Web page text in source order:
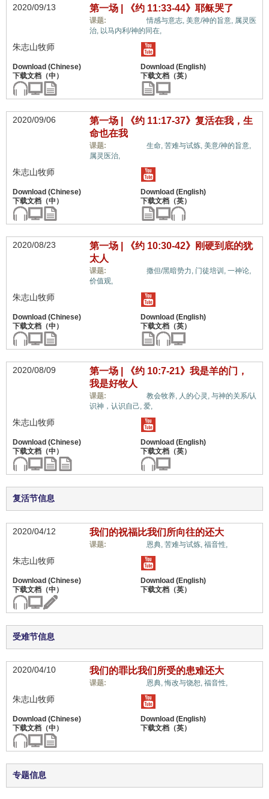
2020/09/13 第一场 | 《约 11:33-44》耶稣哭了
课题: 惟独基督,情感与意志, 美意/神的旨意, 属灵医
治, 以马内利/神的同在,
朱志山牧师
2020/09/06
第一场 | 《约 11:17-37》复活在我，生
命也在我
课题: 生命, 苦难与试炼, 美意/神的旨意,
属灵医治,
朱志山牧师
2020/08/23
第一场 | 《约 10:30-42》刚硬到底的犹
太人
课题: 撒但/黑暗势力, 门徒培训, 一神论,
价值观,
朱志山牧师
2020/08/09
第一场 | 《约 10:7-21》我是羊的门，
我是好牧人
课题: 教会牧养, 人的心灵, 与神的关系/认
识神，认识自己, 爱,
朱志山牧师
复活节信息
2020/04/12 我们的祝福比我们所向往的还大
课题: 恩典, 苦难与试炼, 福音性,
朱志山牧师
受难节信息
2020/04/10 我们的罪比我们所受的患难还大
课题: 恩典, 悔改与饶恕, 福音性,
朱志山牧师
专题信息